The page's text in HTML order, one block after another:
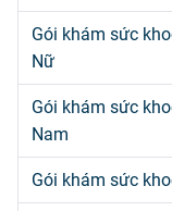
Gói khám sức
Nữ
Gói khám sức
Nam
Gói khám sức